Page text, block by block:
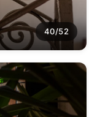
40/52